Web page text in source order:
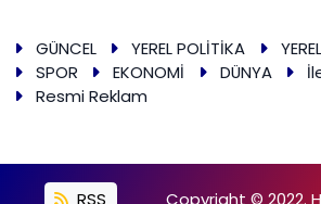
GÜNCEL YEREL POLİTİKA
SPOR
EKONOMİ DÜNYA
Resmi Reklam
RSS Copyright © 2022.